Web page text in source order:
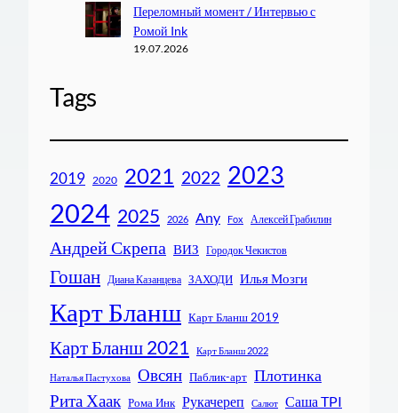
Переломный момент / Интервью с
Ромой Ink
19.07.2026
Tags
2019 2020 2021 2022 2023
2024 2025 2026 Any Fox Алексей Грабилин
Андрей Скрепа ВИЗ Городок Чекистов
Гошан Диана Казанцева ЗАХОДИ Илья Мозги
Карт Бланш Карт Бланш 2019
Карт Бланш 2021 Карт Бланш 2022
Наталья Пастухова Овсян Паблик-арт Плотинка
Рита Хаак Рома Инк Рукачереп Салют Саша TPI